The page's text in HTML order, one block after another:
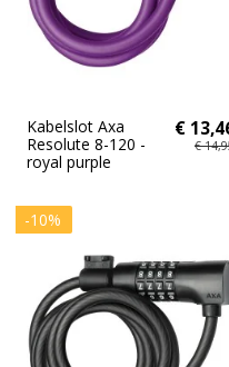
Kabelslot Axa
Resolute 8-120 -
royal purple
€
€
-10%